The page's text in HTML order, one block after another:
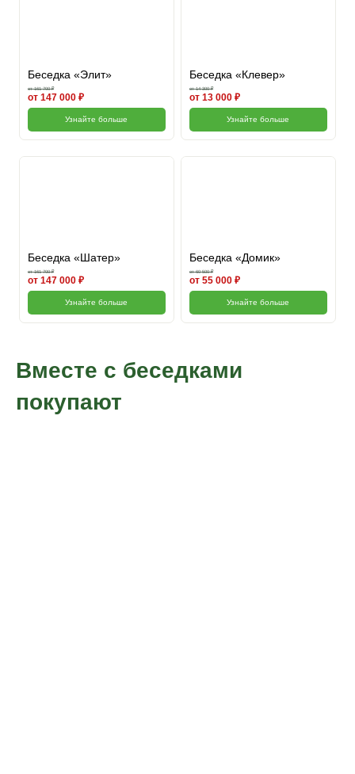
Беседка «Элит»
от 161 700 ₽
от 147 000 ₽
Узнайте больше
Беседка «Клевер»
от 14 300 ₽
от 13 000 ₽
Узнайте больше
Беседка «Шатер»
от 161 700 ₽
от 147 000 ₽
Узнайте больше
Беседка «Домик»
от 60 500 ₽
от 55 000 ₽
Узнайте больше
Вместе с беседками
покупают